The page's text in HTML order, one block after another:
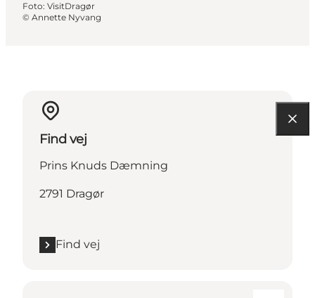
Praktisk
Foto: VisitDragør
© Annette Nyvang
Find vej
Prins Knuds Dæmning
2791 Dragør
Find vej